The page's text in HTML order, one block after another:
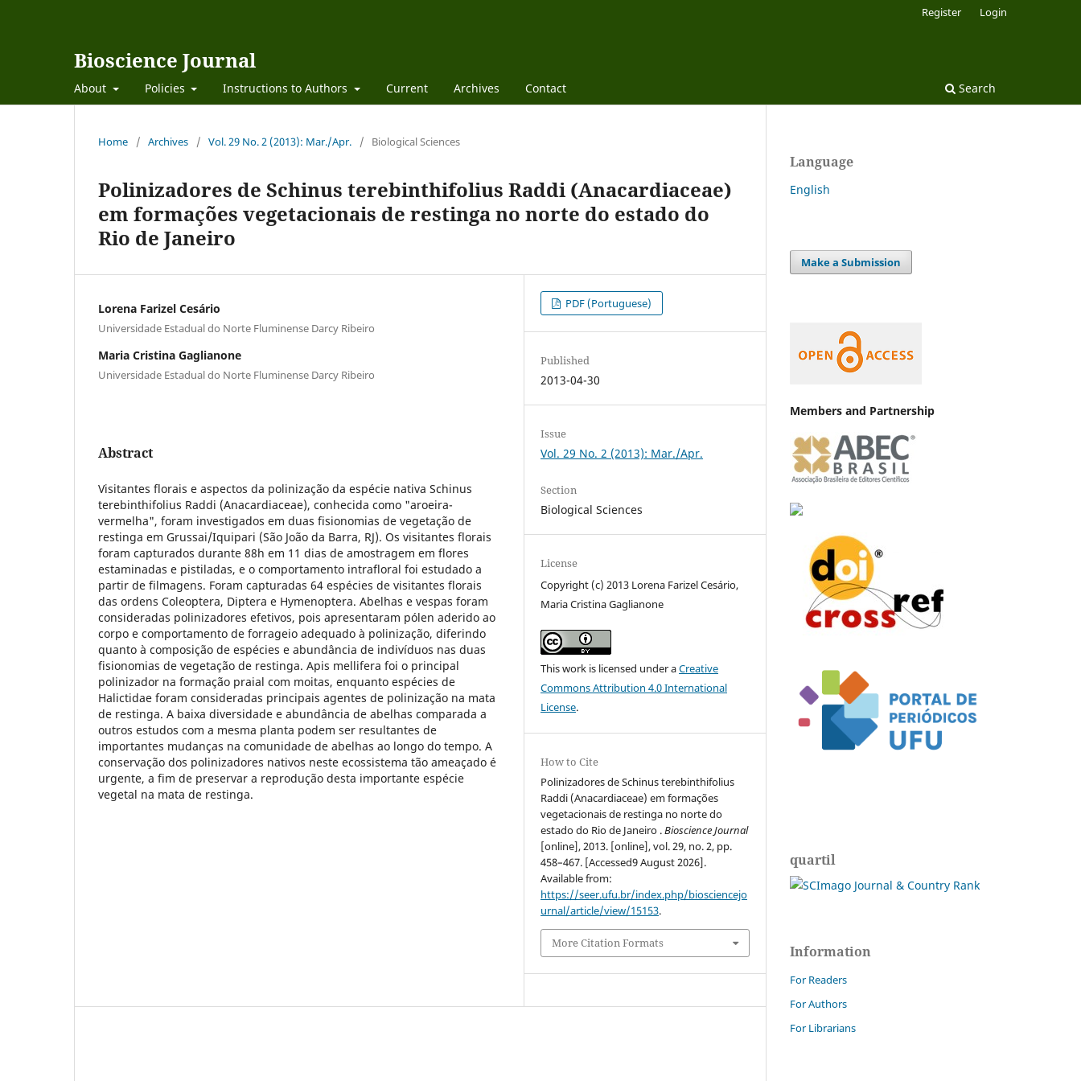
Bioscience Journal
About Policies Instructions to Authors Current Archives Contact Search
Register Login
Home / Archives / Vol. 29 No. 2 (2013): Mar./Apr. / Biological Sciences
Polinizadores de Schinus terebinthifolius Raddi (Anacardiaceae)
em formações vegetacionais de restinga no norte do estado do
Rio de Janeiro
Lorena Farizel Cesário
Universidade Estadual do Norte Fluminense Darcy Ribeiro
Maria Cristina Gaglianone
Universidade Estadual do Norte Fluminense Darcy Ribeiro
Abstract
Visitantes florais e aspectos da polinização da espécie nativa Schinus
terebinthifolius Raddi (Anacardiaceae), conhecida como "aroeira-
vermelha", foram investigados em duas fisionomias de vegetação de
restinga em Grussai/Iquipari (São João da Barra, RJ). Os visitantes florais
foram capturados durante 88h em 11 dias de amostragem em flores
estaminadas e pistiladas, e o comportamento intrafloral foi estudado a
partir de filmagens. Foram capturadas 64 espécies de visitantes florais
das ordens Coleoptera, Diptera e Hymenoptera. Abelhas e vespas foram
consideradas polinizadores efetivos, pois apresentaram pólen aderido ao
corpo e comportamento de forrageio adequado à polinização, diferindo
quanto à composição de espécies e abundância de indivíduos nas duas
fisionomias de vegetação de restinga. Apis mellifera foi o principal
polinizador na formação praial com moitas, enquanto espécies de
Halictidae foram consideradas principais agentes de polinização na mata
de restinga. A baixa diversidade e abundância de abelhas comparada a
outros estudos com a mesma planta podem ser resultantes de
importantes mudanças na comunidade de abelhas ao longo do tempo. A
conservação dos polinizadores nativos neste ecossistema tão ameaçado é
urgente, a fim de preservar a reprodução desta importante espécie
vegetal na mata de restinga.
PDF (Portuguese)
Published
2013-04-30
Issue
Vol. 29 No. 2 (2013): Mar./Apr.
Section
Biological Sciences
License
Copyright (c) 2013 Lorena Farizel Cesário,
Maria Cristina Gaglianone
This work is licensed under aCreative
Commons Attribution 4.0 International
License.
How to Cite
Polinizadores de Schinus terebinthifolius
Raddi (Anacardiaceae) em formações
vegetacionais de restinga no norte do
estado do Rio de Janeiro .Bioscience Journal
[online], 2013. [online], vol. 29, no. 2, pp.
458–467. [Accessed9 August 2026].
Available from:
https://seer.ufu.br/index.php/biosciencejo
urnal/article/view/15153.
More Citation Formats
Language
English
Make a Submission
Members and Partnership
quartil
Information
For Readers
For Authors
For Librarians